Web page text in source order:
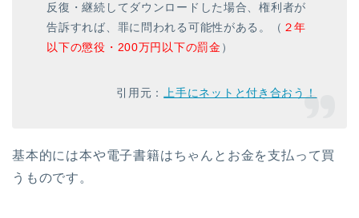
反復・継続してダウンロードした場合、権利者が
告訴すれば、罪に問われる可能性がある。（ ２年
以下の懲役・200万円以下の罰金 ）
引用元： 上手にネットと付き合おう！
基本的には本や電子書籍はちゃんとお金を支払って買
うものです。